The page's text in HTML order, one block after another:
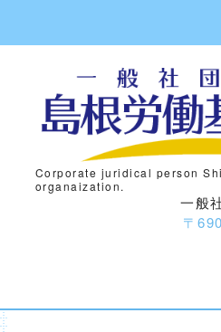
Corporate juridical person
organaization.
一般
〒